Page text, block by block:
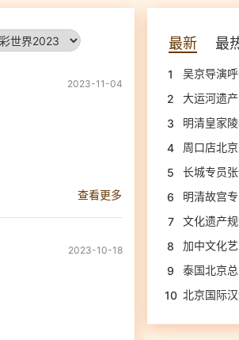
查看更多
2023-11-04
2023-10-18
最新 最
1
吴京导演
2
大运河遗
3
明清皇家
4
周口店北
5
长城专员
6
明清故宫
7
文化遗产
8
加中文化
9
泰国北京
10 北京国际